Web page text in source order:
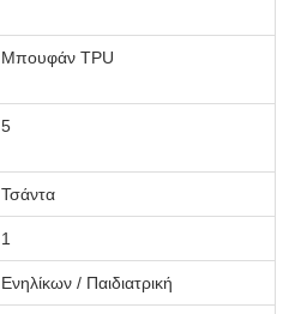
Μπουφάν TPU
5
Τσάντα
1
Ενηλίκων / Παιδιατρική